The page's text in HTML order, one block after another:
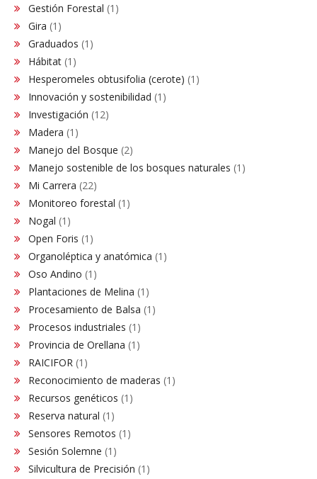
Gestión Forestal (1)
Gira (1)
Graduados (1)
Hábitat (1)
Hesperomeles obtusifolia (cerote) (1)
Innovación y sostenibilidad (1)
Investigación (12)
Madera (1)
Manejo del Bosque (2)
Manejo sostenible de los bosques naturales (1)
Mi Carrera (22)
Monitoreo forestal (1)
Nogal (1)
Open Foris (1)
Organoléptica y anatómica (1)
Oso Andino (1)
Plantaciones de Melina (1)
Procesamiento de Balsa (1)
Procesos industriales (1)
Provincia de Orellana (1)
RAICIFOR (1)
Reconocimiento de maderas (1)
Recursos genéticos (1)
Reserva natural (1)
Sensores Remotos (1)
Sesión Solemne (1)
Silvicultura de Precisión (1)